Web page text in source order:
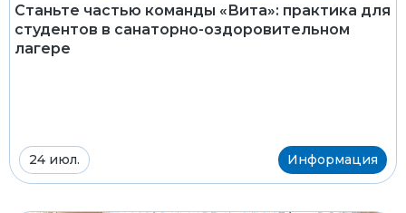
Станьте частью команды «Вита»: практика для
студентов в санаторно-оздоровительном
лагере
24 июл. Информация